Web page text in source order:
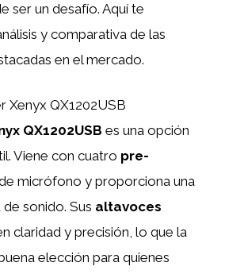
ser un desafío. Aquí te
y comparativa de las
en el mercado.
Xenyx QX1202USB
QX1202USB es una opción
Viene con cuatro pre-
micrófono y proporciona una
sonido. Sus altavoces
claridad y precisión, lo que la
elección para quienes